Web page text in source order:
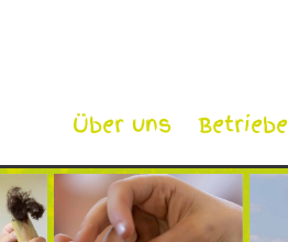
Über uns Betriebe